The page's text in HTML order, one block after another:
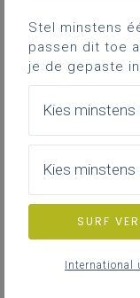
Stel minstens
passen dit toe
je de gepaste
Kies minstens
Kies minstens
SURF
International